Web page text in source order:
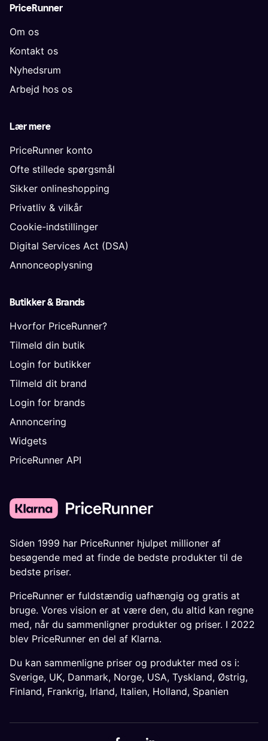
PriceRunner
Om os
Kontakt os
Nyhedsrum
Arbejd hos os
Lær mere
PriceRunner konto
Ofte stillede spørgsmål
Sikker onlineshopping
Privatliv & vilkår
Cookie-indstillinger
Digital Services Act (DSA)
Annonceoplysning
Butikker & Brands
Hvorfor PriceRunner?
Tilmeld din butik
Login for butikker
Tilmeld dit brand
Login for brands
Annoncering
Widgets
PriceRunner API
Siden 1999 har PriceRunner hjulpet millioner af
besøgende med at finde de bedste produkter til de
bedste priser.
PriceRunner er fuldstændig uafhængig og gratis at
bruge. Vores vision er at være den, du altid kan regne
med, når du sammenligner produkter og priser. I 2022
blev PriceRunner en del af Klarna.
Du kan sammenligne priser og produkter med os i:
Sverige, UK, Danmark, Norge, USA, Tyskland, Østrig,
Finland, Frankrig, Irland, Italien, Holland, Spanien